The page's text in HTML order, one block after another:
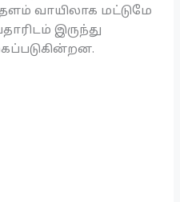
வாயிலாக மட்டுமே
இருந்து